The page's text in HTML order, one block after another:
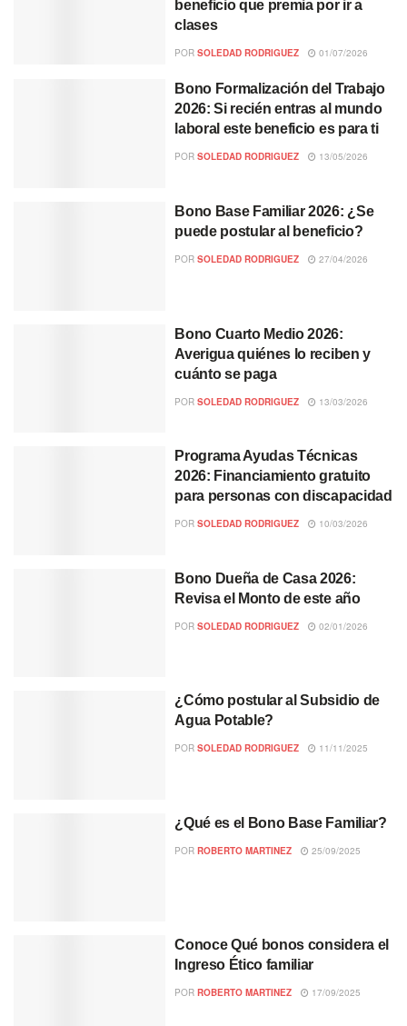
beneficio que premia por ir a
clases
PORSOLEDAD RODRIGUEZ 01/07/2026
Bono Formalización del Trabajo
2026: Si recién entras al mundo
laboral este beneficio es para ti
PORSOLEDAD RODRIGUEZ 13/05/2026
Bono Base Familiar 2026: ¿Se
puede postular al beneficio?
PORSOLEDAD RODRIGUEZ 27/04/2026
Bono Cuarto Medio 2026:
Averigua quiénes lo reciben y
cuánto se paga
PORSOLEDAD RODRIGUEZ 13/03/2026
Programa Ayudas Técnicas
2026: Financiamiento gratuito
para personas con discapacidad
PORSOLEDAD RODRIGUEZ 10/03/2026
Bono Dueña de Casa 2026:
Revisa el Monto de este año
PORSOLEDAD RODRIGUEZ 02/01/2026
¿Cómo postular al Subsidio de
Agua Potable?
PORSOLEDAD RODRIGUEZ 11/11/2025
¿Qué es el Bono Base Familiar?
PORROBERTO MARTINEZ 25/09/2025
Conoce Qué bonos considera el
Ingreso Ético familiar
PORROBERTO MARTINEZ 17/09/2025